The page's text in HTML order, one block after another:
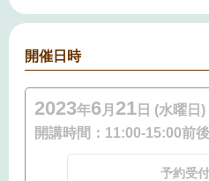
開催日時
2023年6月 21 日 (水曜日)
開講時間： 11:00-15:00前後
予約受